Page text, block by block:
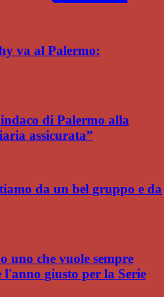
va al Palermo:
di Palermo alla
assicurata”
da un bel gruppo e da
uno che vuole sempre
l'anno giusto per la Serie